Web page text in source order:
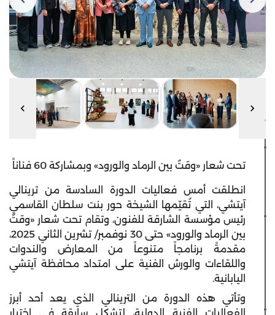
تحت شعار «وقتٌ بين الرماد والورود» وبمشاركة 60 فناناً
انطلقت أمس فعاليات الدورة السادسة من ترينالي
آيتشي، التي تُقيّمها الشيخة حور بنت سلطان القاسمي
رئيس مؤسسة الشارقة للفنون، وتقام تحت شعار «وقتٌ
بين الرماد والورود» حتى 30 نوفمبر/ تشرين الثاني 2025،
مقدمةً برنامجاً متنوعاً من المعارض والندوات
واللقاءات والورش الفنية على امتداد محافظة آيتشي
اليابانية.
وتأتي هذه الدورة من الترينالي الذي يعد أحد أبرز